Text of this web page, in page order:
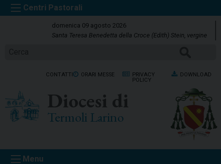
k
t
domenica 09 agosto 2026
Santa Teresa Benedetta della Croce (Edith) Stein, vergine
CONTATTI ORARI MESSE
PRIVACY
POLICY
DOWNLOAD
Diocesi di
Termoli Larino
Menu